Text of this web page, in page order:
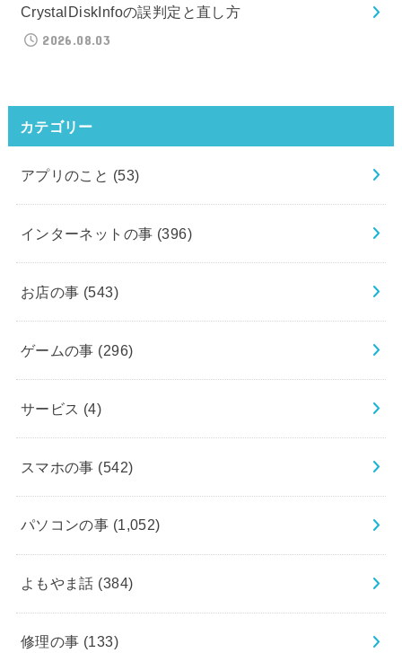
CrystalDiskInfoの誤判定と直し方
2026.08.03
カテゴリー
アプリのこと (53)
インターネットの事 (396)
お店の事 (543)
ゲームの事 (296)
サービス (4)
スマホの事 (542)
パソコンの事 (1,052)
よもやま話 (384)
修理の事 (133)